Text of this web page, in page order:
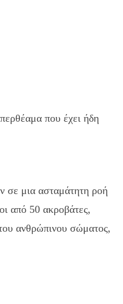
που έχει ήδη
σε μια ασταμάτητη ροή
από 50 ακροβάτες,
ανθρώπινου σώματος,